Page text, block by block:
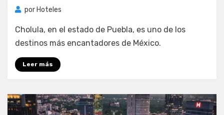
por Hoteles
Cholula, en el estado de Puebla, es uno de los
destinos más encantadores de México.
Leer más